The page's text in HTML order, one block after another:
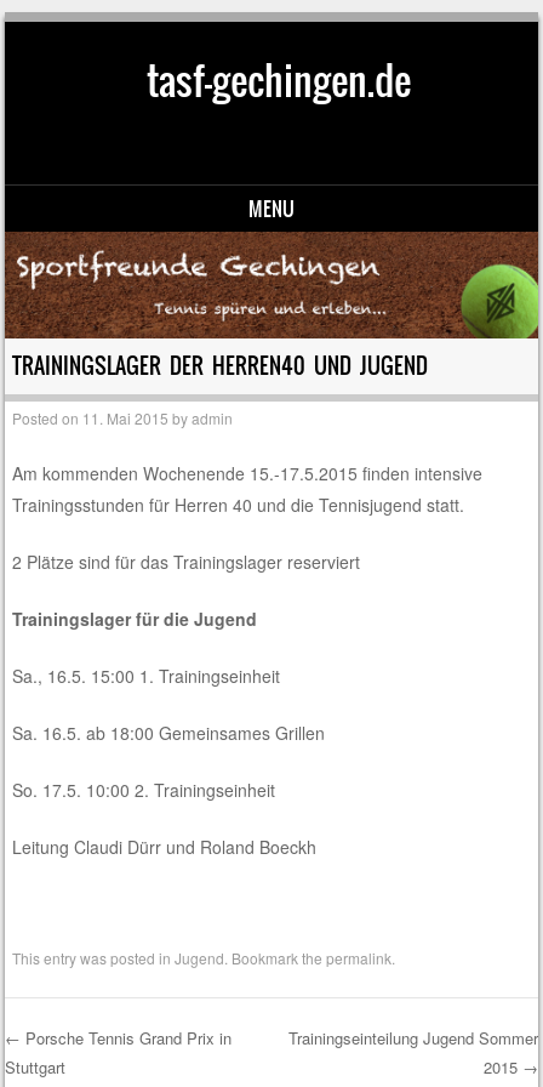
tasf-gechingen.de
MENU
Skip to content
TRAININGSLAGER DER HERREN40 UND JUGEND
Posted on 11. Mai 2015 byadmin
Am kommenden Wochenende 15.-17.5.2015 finden intensive
Trainingsstunden für Herren 40 und die Tennisjugend statt.
2 Plätze sind für das Trainingslager reserviert
Trainingslager für die Jugend
Sa., 16.5. 15:00 1. Trainingseinheit
Sa. 16.5. ab 18:00 Gemeinsames Grillen
So. 17.5. 10:00 2. Trainingseinheit
Leitung Claudi Dürr und Roland Boeckh
This entry was posted inJugend . Bookmark thepermalink
← Porsche Tennis Grand Prix in
Stuttgart
Trainingseinteilung Jugend Sommer
2015 →